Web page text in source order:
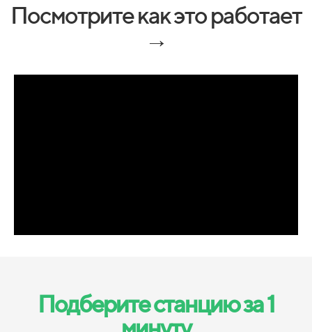
Посмотрите как это работает
→
Подберите станцию за 1